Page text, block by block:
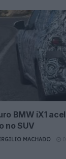
BMW iX1
no SUV
MACHADO